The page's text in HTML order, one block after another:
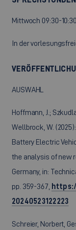
Mittwoch 09:30-
In der
AUSWAHL
Hoffmann, J.;
Wellbrock, W.
Battery Electric
the analysis of new
Germany, in:
pp. 359-367,
20240523122223
Schreier, Norbert,